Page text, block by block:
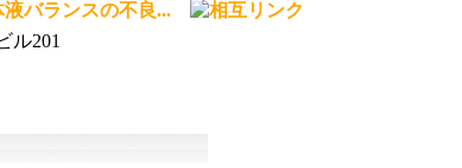
液バランスの不良...
ル201